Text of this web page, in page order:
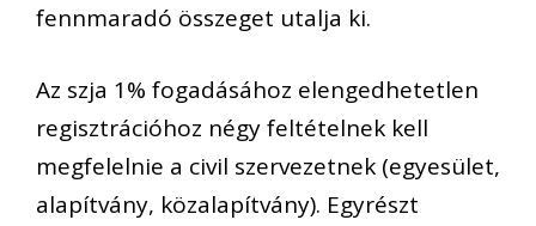
fennmaradó összeget utalja ki.
Az szja 1% fogadásához elengedhetetlen
regisztrációhoz négy feltételnek kell
megfelelnie a civil szervezetnek (egyesület,
alapítvány, közalapítvány). Egyrészt